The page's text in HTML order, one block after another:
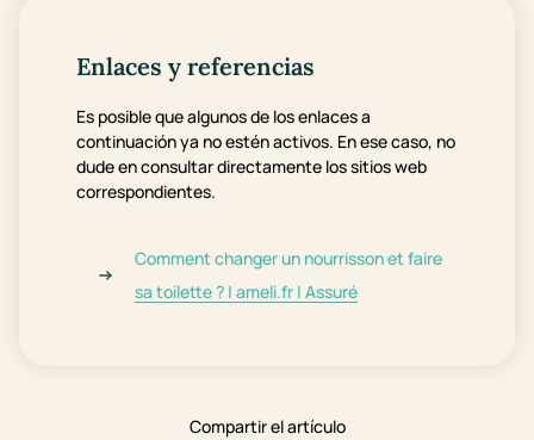
Compartir el artículo
Enlaces y referencias
Es posible que algunos de los enlaces a
continuación ya no estén activos. En ese caso, no
dude en consultar directamente los sitios web
correspondientes.
Comment changer un nourrisson et faire
sa toilette ? | ameli.fr | Assuré